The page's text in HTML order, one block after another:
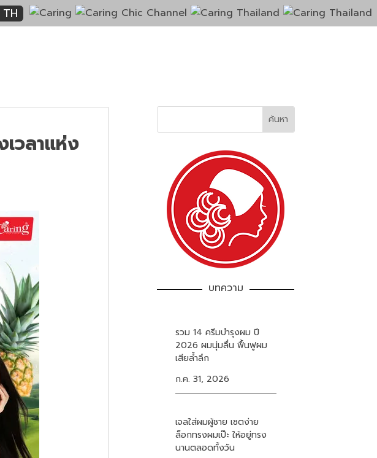
TH
วลาแห่ง
บทความ
รวม 14 ครีมบำรุงผม ปี
2026 ผมนุ่มลื่น ฟื้นฟูผม
เสียล้ำลึก
ก.ค. 31, 2026
เจลใส่ผมผู้ชาย เซตง่าย
ล็อกทรงผมเป๊ะ ให้อยู่ทรง
นานตลอดทั้งวัน